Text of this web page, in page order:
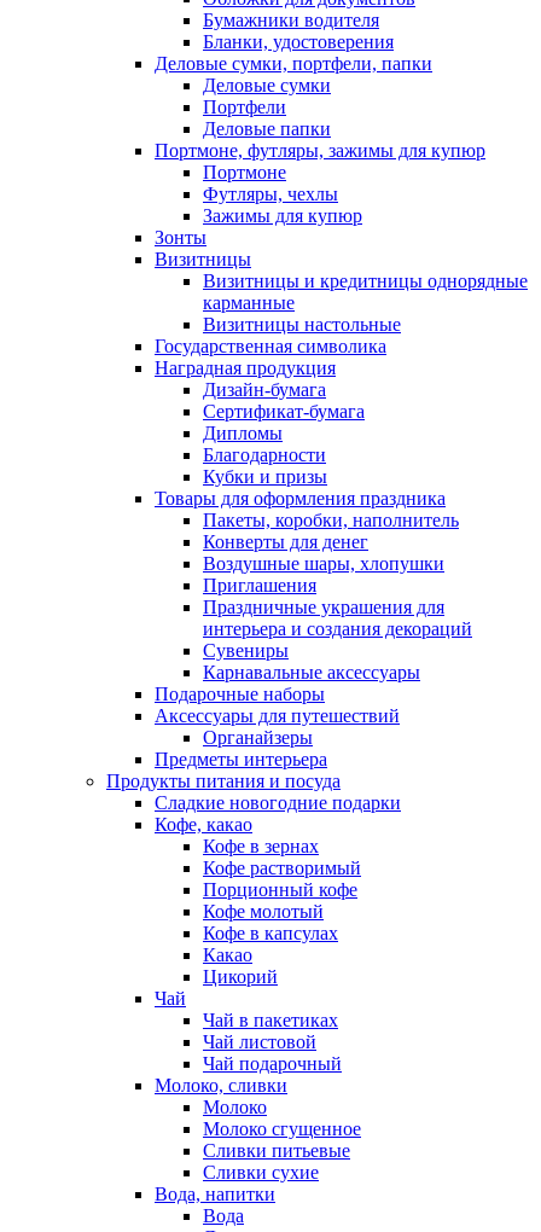
Бумажники водителя
Бланки, удостоверения
Деловые сумки, портфели, папки
Деловые сумки
Портфели
Деловые папки
Портмоне, футляры, зажимы для купюр
Портмоне
Футляры, чехлы
Зажимы для купюр
Зонты
Визитницы
Визитницы и кредитницы однорядные
карманные
Визитницы настольные
Государственная символика
Наградная продукция
Дизайн-бумага
Сертификат-бумага
Дипломы
Благодарности
Кубки и призы
Товары для оформления праздника
Пакеты, коробки, наполнитель
Конверты для денег
Воздушные шары, хлопушки
Приглашения
Праздничные украшения для
интерьера и создания декораций
Сувениры
Карнавальные аксессуары
Подарочные наборы
Аксессуары для путешествий
Органайзеры
Предметы интерьера
Продукты питания и посуда
Сладкие новогодние подарки
Кофе, какао
Кофе в зернах
Кофе растворимый
Порционный кофе
Кофе молотый
Кофе в капсулах
Какао
Цикорий
Чай
Чай в пакетиках
Чай листовой
Чай подарочный
Молоко, сливки
Молоко
Молоко сгущенное
Сливки питьевые
Сливки сухие
Вода, напитки
Вода